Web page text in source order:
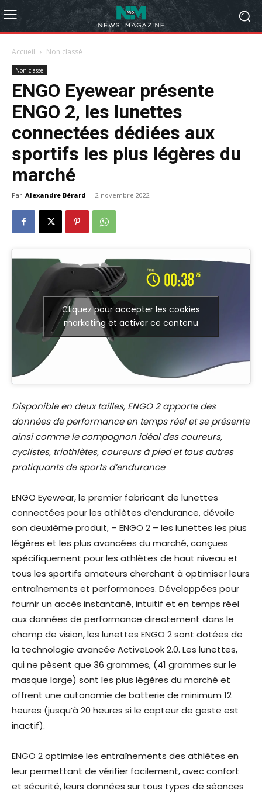
Accueil Non classé
Non classé
ENGO Eyewear présente
ENGO 2, les lunettes
connectées dédiées aux
sportifs les plus légères du
marché
Par Alexandre Bérard - 2 novembre 2022
Cliquez pour accepter les cookies
marketing et activer ce contenu
Disponible en deux tailles, ENGO 2 apporte des
données de performance en temps réel et se présente
ainsi comme le compagnon idéal des coureurs,
cyclistes, triathlètes, coureurs à pied et tous autres
pratiquants de sports d’endurance
ENGO Eyewear, le premier fabricant de lunettes
connectées pour les athlètes d’endurance, dévoile
son deuxième produit, – ENGO 2 – les lunettes les plus
légères et les plus avancées du marché, conçues
spécifiquement pour les athlètes de haut niveau et
tous les sportifs amateurs cherchant à optimiser leurs
entraînements et performances. Développées pour
fournir un accès instantané, intuitif et en temps réel
aux données de performance directement dans le
champ de vision, les lunettes ENGO 2 sont dotées de
la technologie avancée ActiveLook 2.0. Les lunettes,
qui ne pèsent que 36 grammes, (41 grammes sur le
masque large) sont les plus légères du marché et
offrent une autonomie de batterie de minimum 12
heures (jusqu’à 20 heures si le capteur de geste est
inactif).
ENGO 2 optimise les entraînements des athlètes en
leur permettant de vérifier facilement, avec confort
et sécurité, leurs données sur tous types de séances